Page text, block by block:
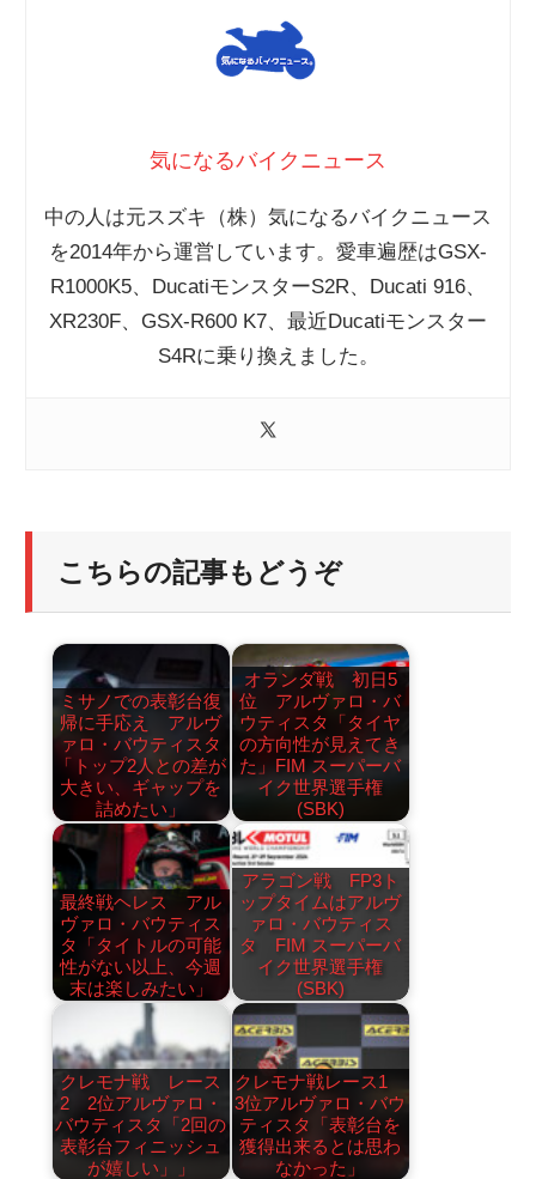
気になるバイクニュース
中の人は元スズキ（株）気になるバイクニュース
を2014年から運営しています。愛車遍歴はGSX-
R1000K5、DucatiモンスターS2R、Ducati 916、
XR230F、GSX-R600 K7、最近Ducatiモンスター
S4Rに乗り換えました。
こちらの記事もどうぞ
ミサノでの表彰台復
帰に手応え アルヴ
ァロ・バウティスタ
「トップ2人との差が
大きい、ギャップを
詰めたい」
オランダ戦 初日5
位 アルヴァロ・バ
ウティスタ「タイヤ
の方向性が見えてき
た」FIM スーパーバ
イク世界選手権
(SBK)
最終戦ヘレス アル
ヴァロ・バウティス
タ「タイトルの可能
性がない以上、今週
末は楽しみたい」
アラゴン戦 FP3ト
ップタイムはアルヴ
ァロ・バウティス
タ FIM スーパーバ
イク世界選手権
(SBK)
クレモナ戦 レース
2 2位アルヴァロ・
バウティスタ「2回の
表彰台フィニッシュ
が嬉しい」」
クレモナ戦レース1
3位アルヴァロ・バウ
ティスタ「表彰台を
獲得出来るとは思わ
なかった」